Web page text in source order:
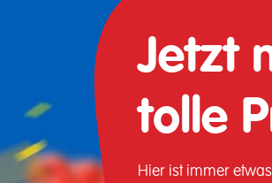
Jetzt
tolle
Hier ist immer